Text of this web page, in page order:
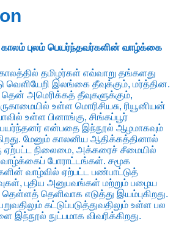
புலம் பெயர்ந்தவர்களின் வாழ்க்கை
தமிழர்கள் எவ்வாறு தங்களது
வெளியேறி இலங்கை தீவுக்கும், மர்த்தின.
அமெரிக்கத் தீவுகளுக்கும்,
உள்ள மொரிசியசு, ரியூனியன்
உள்ள பினாங்கு, சிங்கப்பூர்
என்பதை இந்நூல் ஆழமாகவும்
மேனும் காலனிய ஆதிக்கத்தினால்
ஏற்பட்ட நிலைமை, அக்கரைச் சீமையில்
போராட்டங்கள். சமூக
வாழ்வில் ஏற்பட்ட பண்பாட்டுத்
புதிய அனுபவங்கள் மற்றும் பழைய
தெளிவாக எடுத்து இயம்புகிறது.
கட்டுப்படுத்துவதிலும் உள்ள பல
நுட்பமாக விவரிக்கிறது.